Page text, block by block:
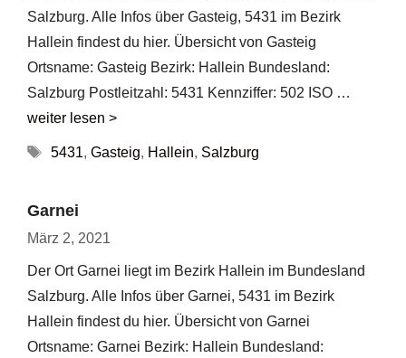
Salzburg. Alle Infos über Gasteig, 5431 im Bezirk
Hallein findest du hier. Übersicht von Gasteig
Ortsname: Gasteig Bezirk: Hallein Bundesland:
Salzburg Postleitzahl: 5431 Kennziffer: 502 ISO …
weiter lesen >
Schlagwörter
5431, Gasteig, Hallein, Salzburg
Garnei
März 2, 2021
Der Ort Garnei liegt im Bezirk Hallein im Bundesland
Salzburg. Alle Infos über Garnei, 5431 im Bezirk
Hallein findest du hier. Übersicht von Garnei
Ortsname: Garnei Bezirk: Hallein Bundesland: